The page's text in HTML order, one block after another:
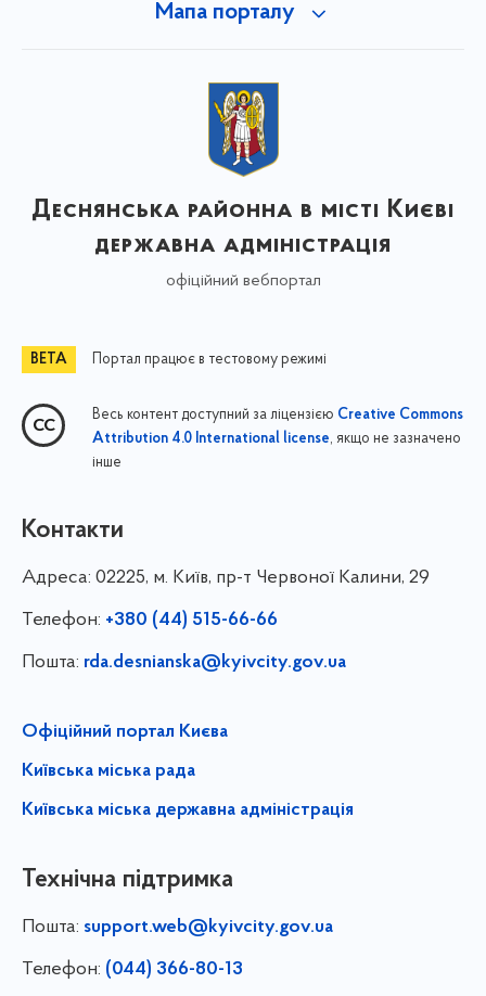
Мапа порталу
Деснянська районна в місті Києві
державна адміністрація
офіційний вебпортал
Портал працює в тестовому режимі
Весь контент доступний за ліцензією Creative Commons
Attribution 4.0 International license, якщо не зазначено
інше
Контакти
Адреса: 02225, м. Київ, пр-т Червоної Калини, 29
Телефон: +380 (44) 515-66-66
Пошта: rda.desnianska@kyivcity.gov.ua
Офіційний портал Києва
Київська міська рада
Київська міська державна адміністрація
Технічна підтримка
Пошта: support.web@kyivcity.gov.ua
Телефон: (044) 366-80-13